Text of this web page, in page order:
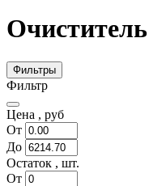
Очиститель
Фильтры
Фильтр
Цена , руб
От
До
Остаток , шт.
От